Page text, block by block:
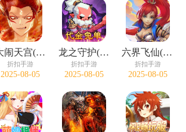
大闹天宫(0.05折开箱买断版)
折扣手游
2025-08-05
龙之守护(0.05折代金免单)
折扣手游
2025-08-05
六界飞仙(0.1折免费送6480)
折扣手游
2025-08-05